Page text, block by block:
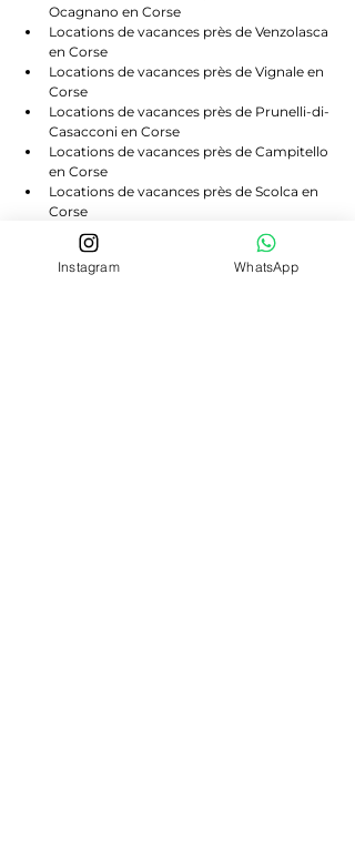
Ocagnano en Corse
Locations de vacances près de Venzolasca
en Corse
Locations de vacances près de Vignale en
Corse
Locations de vacances près de Prunelli-di-
Casacconi en Corse
Locations de vacances près de Campitello
en Corse
Locations de vacances près de Scolca en
Corse
Locations de vacances près de Volpajola
en Corse
Locations de vacances près de Lento en
Instagram WhatsApp